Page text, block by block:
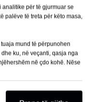
për të gjurmuar se
palëve të treta për këto masa,
mund të përpunohen
ku, në veçanti, qasja nga
në çdo kohë. Nëse